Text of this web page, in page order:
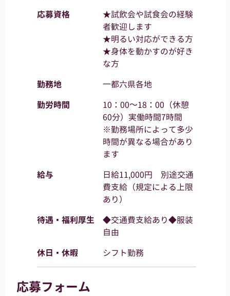
応募資格
★試飲会や試食会の経験
者歓迎します
★明るい対応ができる方
★身体を動かすのが好き
な方
勤務地
一都六県各地
勤労時間
10：00～18：00（休憩
60分）実働時間7時間
※勤務場所によって多少
時間が異なる場合があり
ます
給与
日給11,000円 別途交通
費支給（規定による上限
あり）
待遇・福利厚生
◆交通費支給あり◆服装
自由
休日・休暇
シフト勤務
応募フォーム